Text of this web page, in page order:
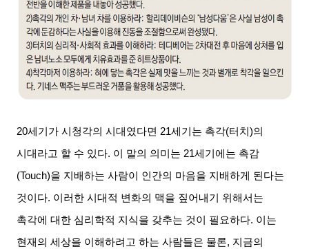
20세기가 시청각의 시대였다면 21세기는 촉각(터치)의
시대라고 할 수 있다. 이 말의 의미는 21세기에는 촉감
(Touch)을 지배하는 사람이 인간의 마음을 지배하게 된다는
것이다. 이러한 시대적 변화의 맥을 짚어내기 위해서는
촉각에 대한 심리학적 지식을 갖추는 것이 필요하다. 이는
현재의 세상을 이해하려고 하는 사람들은 물론, 지금의